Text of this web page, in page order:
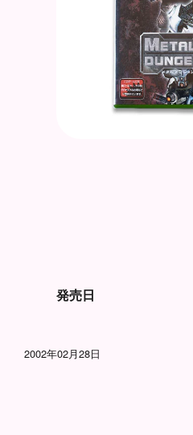
発売日
2002年02月28日